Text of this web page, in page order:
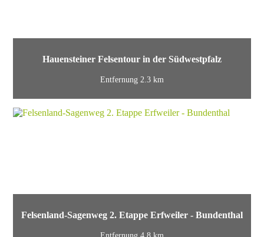
Hauensteiner Felsentour in der Südwestpfalz
Entfernung 2.3 km
Felsenland-Sagenweg 2. Etappe Erfweiler - Bundenthal